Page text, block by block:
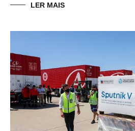
LER MAIS